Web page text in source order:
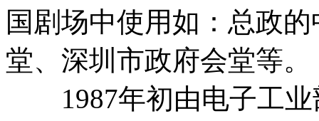
国剧场中使用如：总政
堂、深圳市政府会堂等。
1987年初由电子工业